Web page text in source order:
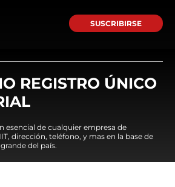
SUSCRIBIRSE
REGISTRO ÚNICO
esencial de cualquier empresa de
dirección, teléfono, y mas en la base de
del país.